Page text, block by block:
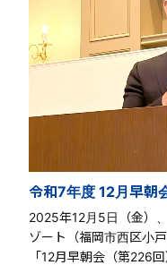
令和7年度 12月早朝
2025年12月5日（金）
ゾート（福岡市西区小
「12月早朝会（第226